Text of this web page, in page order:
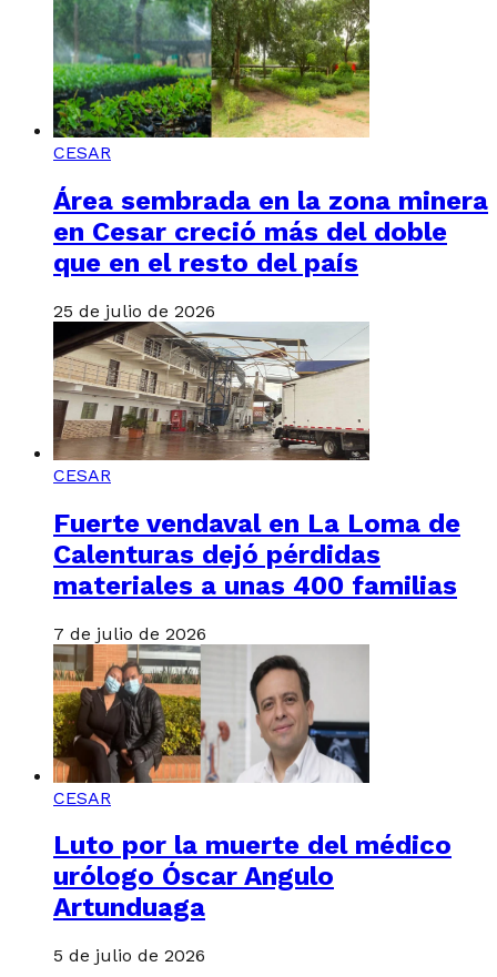
CESAR
Área sembrada en la zona minera
en Cesar creció más del doble
que en el resto del país
25 de julio de 2026
CESAR
Fuerte vendaval en La Loma de
Calenturas dejó pérdidas
materiales a unas 400 familias
7 de julio de 2026
CESAR
Luto por la muerte del médico
urólogo Óscar Angulo
Artunduaga
5 de julio de 2026